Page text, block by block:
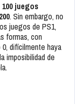
juegos
. Sin embargo, no
juegos de PS1,
formas, con
difícilmente haya
imposibilidad de